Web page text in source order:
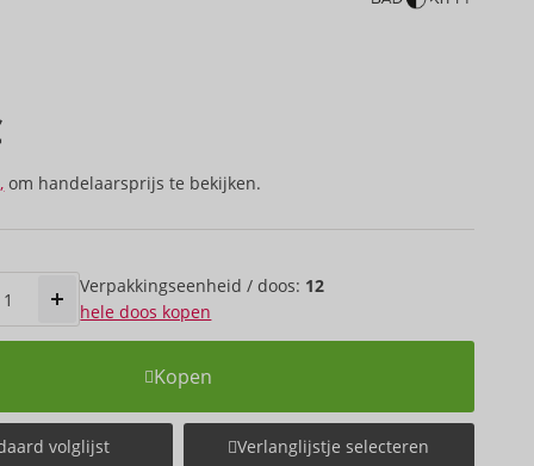
om handelaarsprijs te bekijken.
Verpakkings­eenheid / doos: 12
hele doos kopen
Kopen
volglijst Verlanglijstje selecteren